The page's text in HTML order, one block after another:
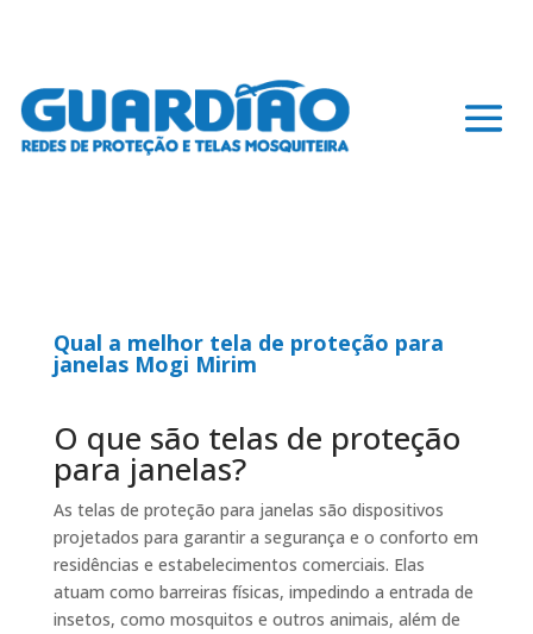
Qual a melhor tela de proteção para
janelas Mogi Mirim
O que são telas de proteção
para janelas?
As telas de proteção para janelas são dispositivos
projetados para garantir a segurança e o conforto em
residências e estabelecimentos comerciais. Elas
atuam como barreiras físicas, impedindo a entrada de
insetos, como mosquitos e outros animais, além de